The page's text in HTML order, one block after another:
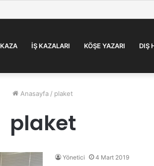
KAZA İŞ KAZALARI KÖŞE YAZARI DIŞ
Anasayfa / plaket
plaket
Yönetici 4 Mart 2019